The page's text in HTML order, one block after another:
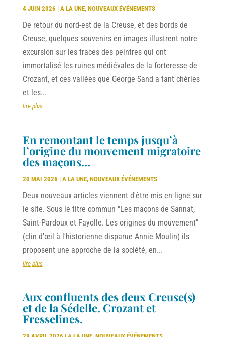
4 JUIN 2026 | A LA UNE, NOUVEAUX ÉVÉNEMENTS
De retour du nord-est de la Creuse, et des bords de
Creuse, quelques souvenirs en images illustrent notre
excursion sur les traces des peintres qui ont
immortalisé les ruines médiévales de la forteresse de
Crozant, et ces vallées que George Sand a tant chéries
et les...
lire plus
En remontant le temps jusqu’à
l’origine du mouvement migratoire
des maçons…
20 MAI 2026 | A LA UNE, NOUVEAUX ÉVÉNEMENTS
Deux nouveaux articles viennent d'être mis en ligne sur
le site. Sous le titre commun "Les maçons de Sannat,
Saint-Pardoux et Fayolle. Les origines du mouvement"
(clin d'œil à l'historienne disparue Annie Moulin) ils
proposent une approche de la société, en...
lire plus
Aux confluents des deux Creuse(s)
et de la Sédelle. Crozant et
Fresselines.